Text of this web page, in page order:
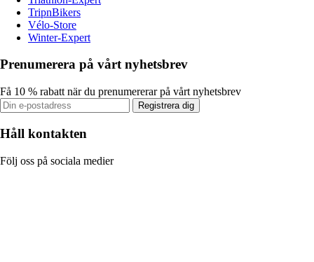
TripnBikers
Vélo-Store
Winter-Expert
Prenumerera på vårt nyhetsbrev
Få 10 % rabatt när du prenumererar på vårt nyhetsbrev
Registrera dig
Håll kontakten
Följ oss på sociala medier